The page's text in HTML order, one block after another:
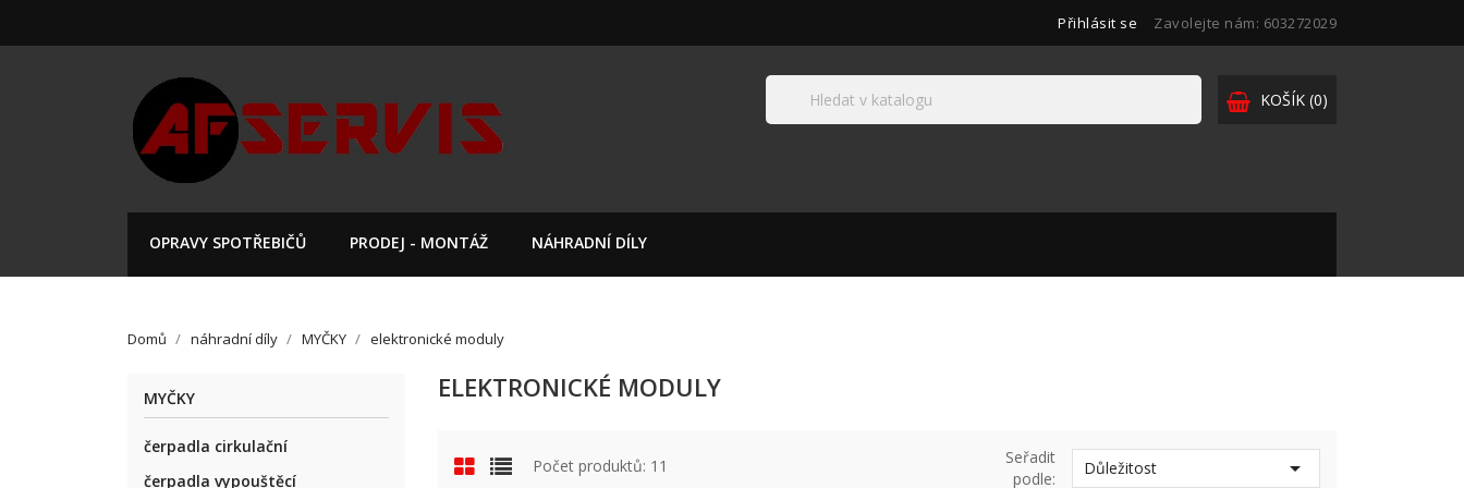
Přihlásit se Zavolejte nám: 603272029
KOŠÍK (0)
OPRAVY SPOTŘEBIČŮ PRODEJ - MONTÁŽ NÁHRADNÍ DÍLY
Domů náhradní díly MYČKY elektronické moduly
MYČKY
čerpadla cirkulační
čerpadla vypouštěcí
ELEKTRONICKÉ MODULY
Počet produktů: 11
Seřadit
podle:
Důležitost 